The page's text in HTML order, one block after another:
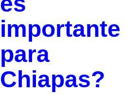
importante
para
Chiapas?